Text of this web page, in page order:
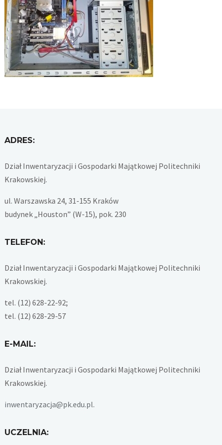
ADRES:
Dział Inwentaryzacji i Gospodarki Majątkowej Politechniki
Krakowskiej.
ul. Warszawska 24, 31-155 Kraków
budynek „Houston” (W-15), pok. 230
TELEFON:
Dział Inwentaryzacji i Gospodarki Majątkowej Politechniki
Krakowskiej.
tel. (12) 628-22-92;
tel. (12) 628-29-57
E-MAIL:
Dział Inwentaryzacji i Gospodarki Majątkowej Politechniki
Krakowskiej.
inwentaryzacja@pk.edu.pl.
UCZELNIA: